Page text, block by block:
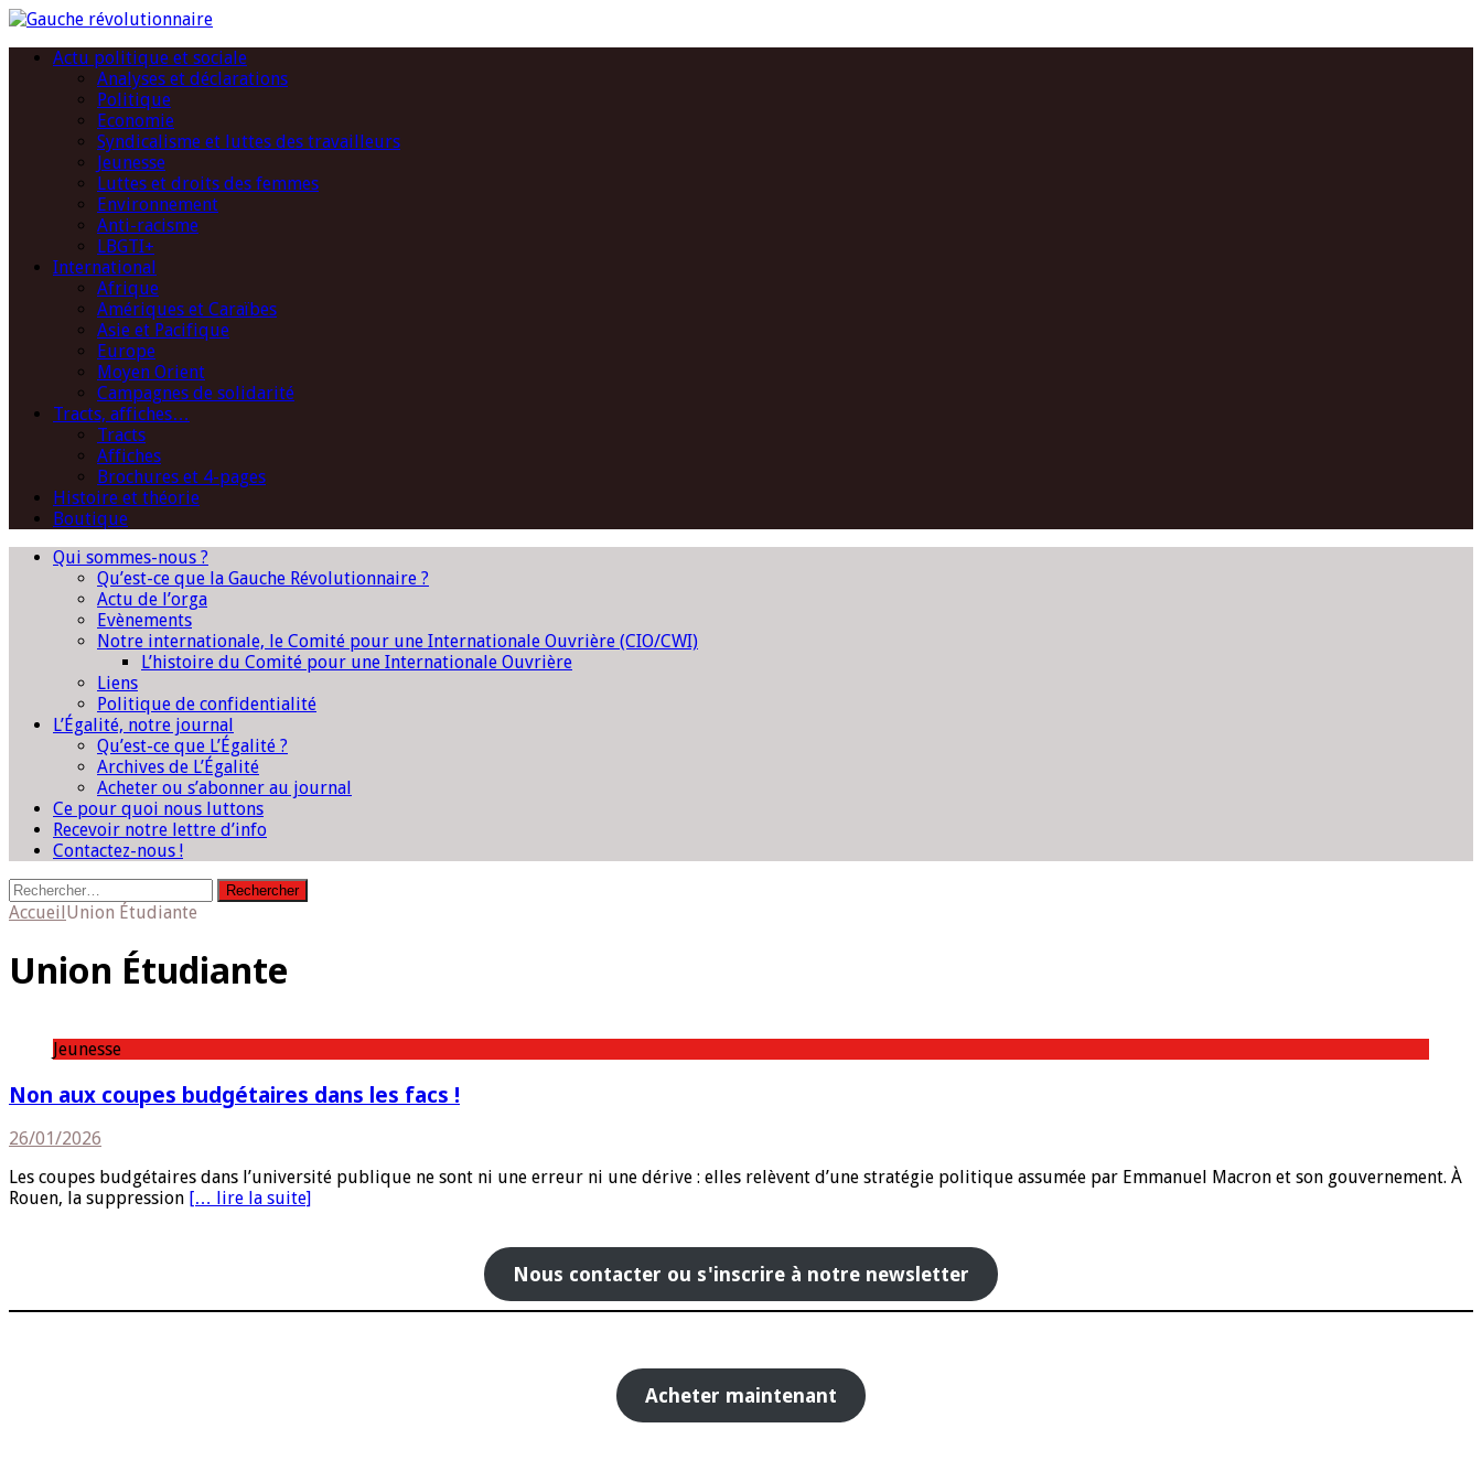
Actu politique et sociale
Analyses et déclarations
Politique
Economie
Syndicalisme et luttes des travailleurs
Jeunesse
Luttes et droits des femmes
Environnement
Anti-racisme
LBGTI+
International
Afrique
Amériques et Caraïbes
Asie et Pacifique
Europe
Moyen Orient
Campagnes de solidarité
Tracts, affiches…
Tracts
Affiches
Brochures et 4-pages
Histoire et théorie
Boutique
Qui sommes-nous ?
Qu’est-ce que la Gauche Révolutionnaire ?
Actu de l’orga
Evènements
Notre internationale, le Comité pour une Internationale Ouvrière (CIO/CWI)
L’histoire du Comité pour une Internationale Ouvrière
Liens
Politique de confidentialité
L’Égalité, notre journal
Qu’est-ce que L’Égalité ?
Archives de L’Égalité
Acheter ou s’abonner au journal
Ce pour quoi nous luttons
Recevoir notre lettre d’info
Contactez-nous !
Rechercher :
AccueilUnion Étudiante
Union Étudiante
Jeunesse
Non aux coupes budgétaires dans les facs !
26/01/2026
Les coupes budgétaires dans l’université publique ne sont ni une erreur ni une dérive : elles relèvent d’une stratégie politique assumée par Emmanuel Macron et son gouvernement. À
Rouen, la suppression [… lire la suite]
Nous contacter ou s'inscrire à notre newsletter
Acheter maintenant